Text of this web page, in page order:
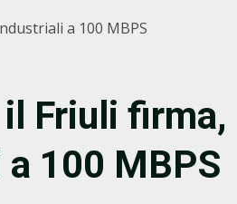
a 100 MBPS
Friuli firma,
100 MBPS